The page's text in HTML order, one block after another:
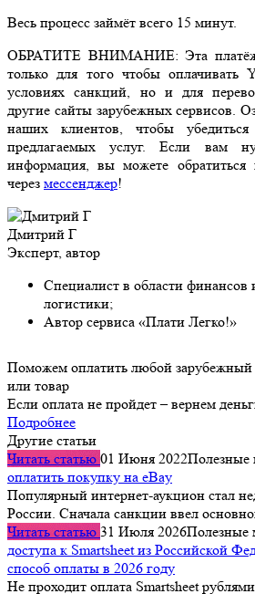
Весь процесс займёт всего 15 минут.
ОБРАТИТЕ ВНИМАНИЕ: Эта
только для того чтобы
условиях санкций, но и для
другие сайты зарубежных сервисов.
наших клиентов, чтобы
предлагаемых услуг. Если вам
информация, вы можете
через мессенджер!
Дмитрий Г
Эксперт, автор
Специалист в области
логистики;
Автор сервиса «Плати Легко!»
Поможем оплатить любой зарубежный
или товар
Если оплата не пройдет – вернем
Подробнее
Другие статьи
Читать статью 01 Июня 2022Полезные
оплатить покупку на eBay
Популярный интернет-аукцион стал
России. Сначала санкции ввел
Читать статью 31 Июля 2026Полезные
доступа к Smartsheet из Российской
способ оплаты в 2026 году
Не проходит оплата Smartsheet